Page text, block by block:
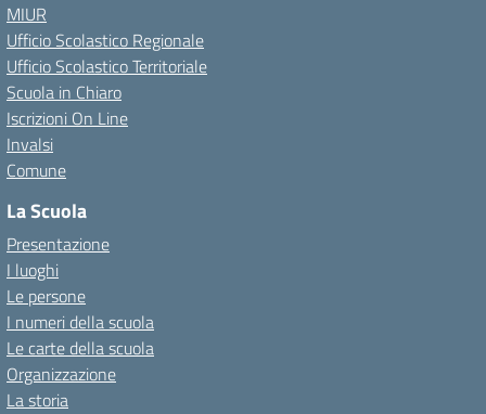
MIUR
Ufficio Scolastico Regionale
Ufficio Scolastico Territoriale
Scuola in Chiaro
Iscrizioni On Line
Invalsi
Comune
La Scuola
Presentazione
I luoghi
Le persone
I numeri della scuola
Le carte della scuola
Organizzazione
La storia